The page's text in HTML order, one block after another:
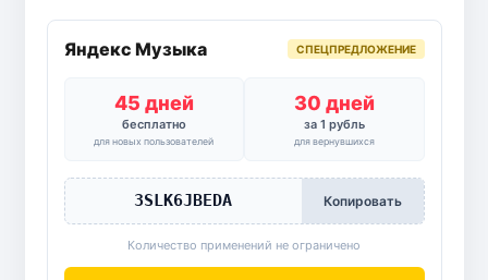
Яндекс Музыка СПЕЦПРЕДЛОЖЕНИЕ
45 дней
бесплатно
для новых пользователей
30 дней
за 1 рубль
для вернувшихся
3SLK6JBEDA Копировать
Количество применений не ограничено